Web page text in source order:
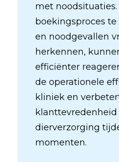
met
boekingsproces
en noodgevallen
herkennen,
efficiënter
de operationele
kliniek en
klanttevredenheid
dierverzorging
momenten.